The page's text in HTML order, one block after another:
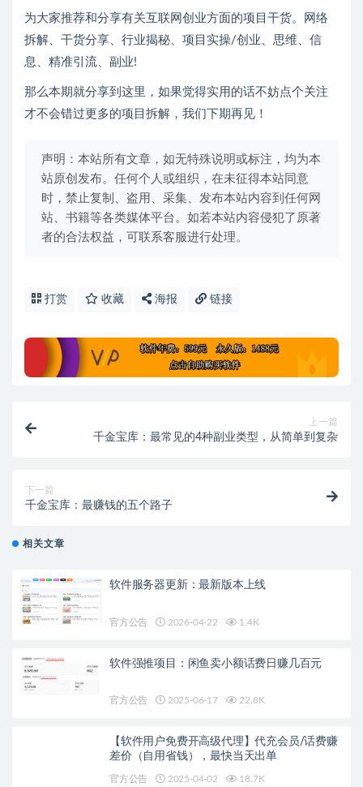
为大家推荐和分享有关互联网创业方面的项目干货。网络
拆解、干货分享、行业揭秘、项目实操/创业、思维、信
息、精准引流、副业!
那么本期就分享到这里，如果觉得实用的话不妨点个关注
才不会错过更多的项目拆解，我们下期再见！
声明：本站所有文章，如无特殊说明或标注，均为本
站原创发布。任何个人或组织，在未征得本站同意
时，禁止复制、盗用、采集、发布本站内容到任何网
站、书籍等各类媒体平台。如若本站内容侵犯了原著
者的合法权益，可联系客服进行处理。
打赏 收藏 海报 链接
上一篇
千金宝库：最常见的4种副业类型，从简单到复杂
下一篇
千金宝库：最赚钱的五个路子
相关文章
软件服务器更新：最新版本上线
官方公告 2026-04-22 1.4K
软件强推项目：闲鱼卖小额话费日赚几百元
官方公告 2025-06-17 22.8K
【软件用户免费开高级代理】代充会员/话费赚
差价（自用省钱），最快当天出单
官方公告 2025-04-02 18.7K